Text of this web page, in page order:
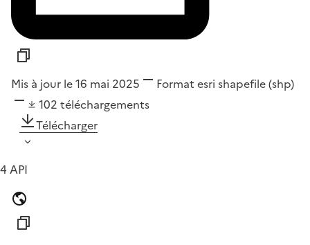
Mis à jour le 16 mai 2025 Format esri shapefile (shp)
102 téléchargements
Télécharger
4 API